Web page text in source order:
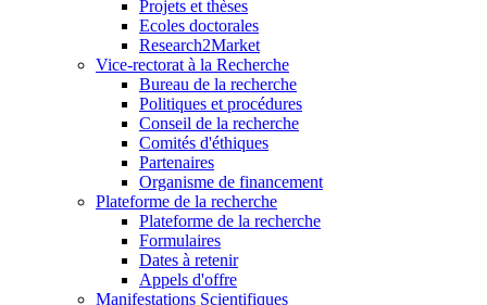
Projets et thèses
Ecoles doctorales
Research2Market
Vice-rectorat à la Recherche
Bureau de la recherche
Politiques et procédures
Conseil de la recherche
Comités d'éthiques
Partenaires
Organisme de financement
Plateforme de la recherche
Plateforme de la recherche
Formulaires
Dates à retenir
Appels d'offre
Manifestations Scientifiques